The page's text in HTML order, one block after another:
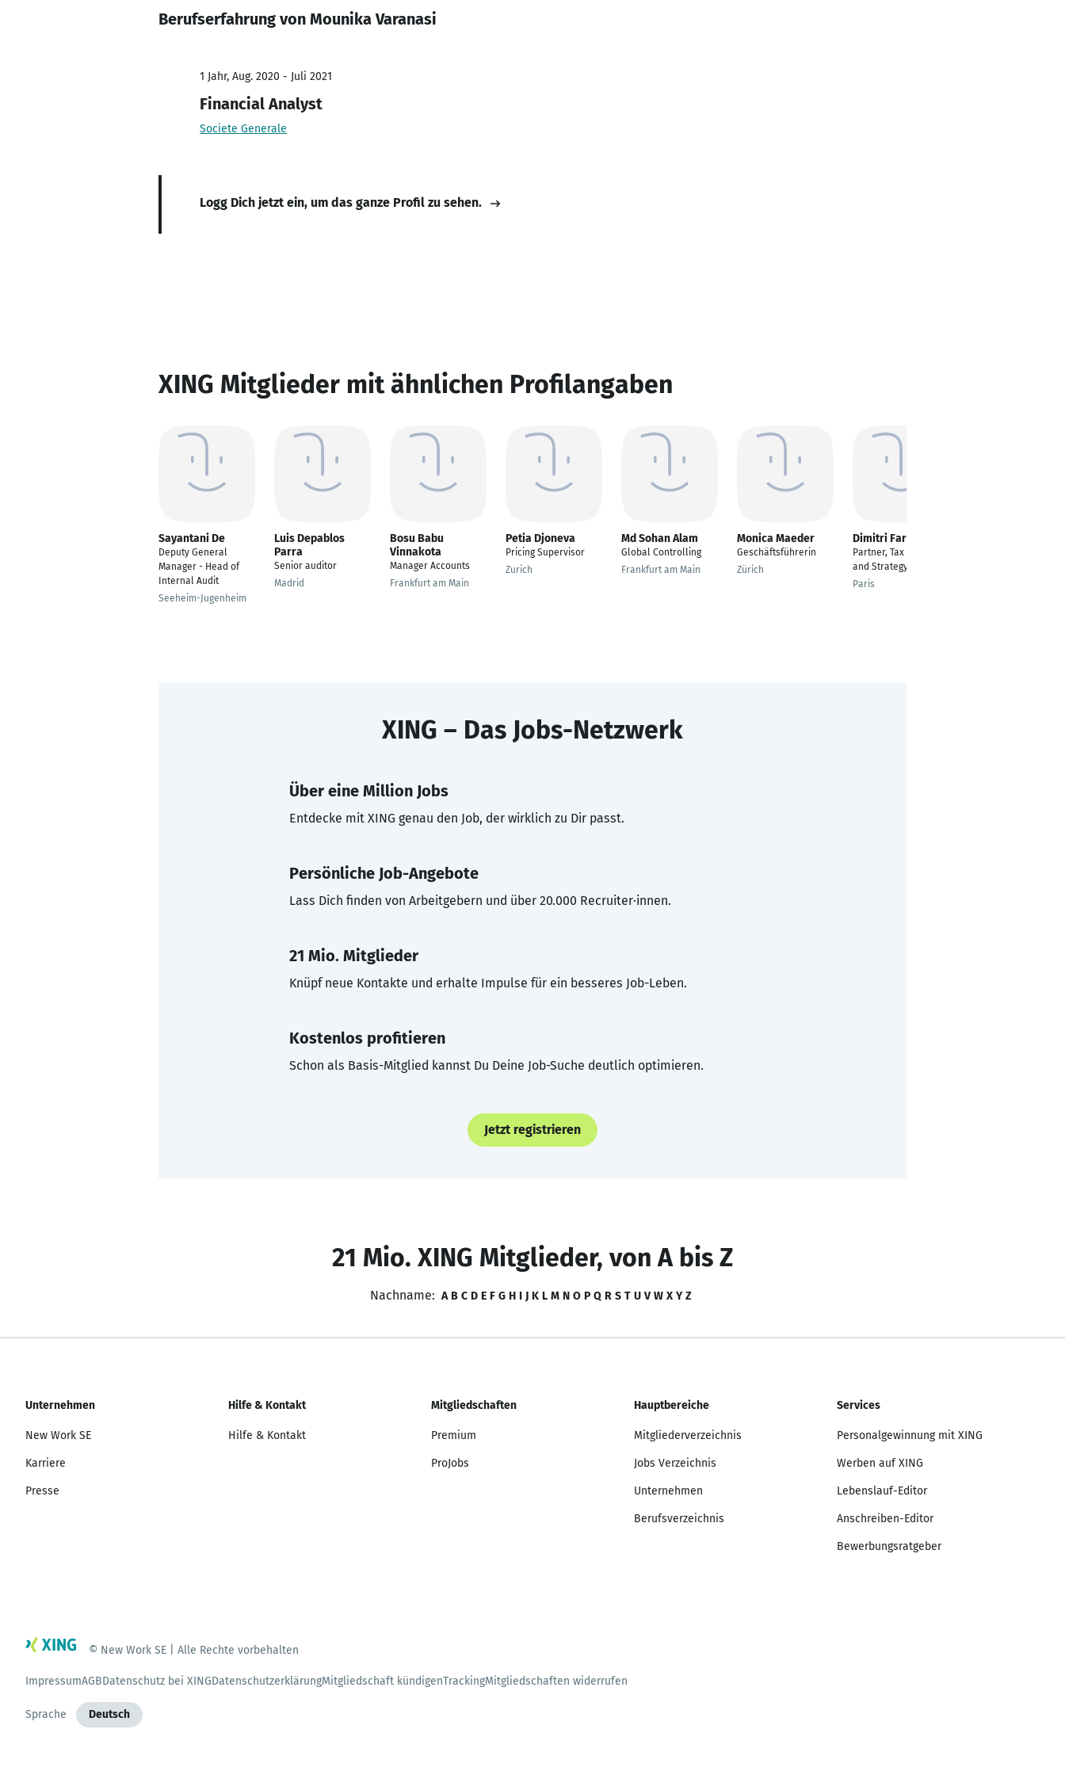
Berufserfahrung von Mounika Varanasi
1 Jahr, Aug. 2020 - Juli 2021
Financial Analyst
Societe Generale
Logg Dich jetzt ein, um das ganze Profil zu sehen.
XING Mitglieder mit ähnlichen Profilangaben
Sayantani De
Deputy General
Manager - Head of
Internal Audit
Seeheim-Jugenheim
Luis Depablos
Parra
Senior auditor
Madrid
Bosu Babu
Vinnakota
Manager Accounts
Frankfurt am Main
Petia Djoneva
Pricing Supervisor
Zurich
Md Sohan Alam
Global Controlling
Frankfurt am Main
Monica Maeder
Geschäftsführerin
Zürich
Dimitri Faria
Partner, Tax Reporting
and Strategy
Paris
XING – Das Jobs-Netzwerk
Über eine Million Jobs
Entdecke mit XING genau den Job, der wirklich zu Dir passt.
Persönliche Job-Angebote
Lass Dich finden von Arbeitgebern und über 20.000 Recruiter·innen.
21 Mio. Mitglieder
Knüpf neue Kontakte und erhalte Impulse für ein besseres Job-Leben.
Kostenlos profitieren
Schon als Basis-Mitglied kannst Du Deine Job-Suche deutlich optimieren.
Jetzt registrieren
21 Mio. XING Mitglieder, von A bis Z
Nachname: A B C D E F G H I J K L M N O P Q R S T U V W X Y Z
Unternehmen
New Work SE
Karriere
Presse
Hilfe & Kontakt
Hilfe & Kontakt
Mitgliedschaften
Premium
ProJobs
Hauptbereiche
Mitgliederverzeichnis
Jobs Verzeichnis
Unternehmen
Berufsverzeichnis
Services
Personalgewinnung mit XING
Werben auf XING
Lebenslauf-Editor
Anschreiben-Editor
Bewerbungsratgeber
© New Work SE | Alle Rechte vorbehalten
ImpressumAGBDatenschutz bei XINGDatenschutzerklärungMitgliedschaft kündigenTrackingMitgliedschaften widerrufen
Sprache Deutsch